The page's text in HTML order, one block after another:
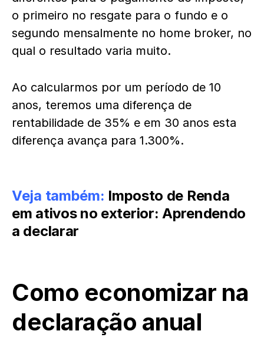
o primeiro no resgate para o fundo e o
segundo mensalmente no home broker, no
qual o resultado varia muito.
Ao calcularmos por um período de 10
anos, teremos uma diferença de
rentabilidade de 35% e em 30 anos esta
diferença avança para 1.300%.
Veja também: Imposto de Renda
em ativos no exterior: Aprendendo
a declarar
Como economizar na
declaração anual